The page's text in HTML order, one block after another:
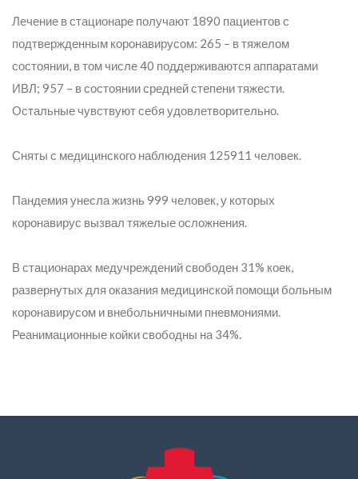
Лечение в стационаре получают 1890 пациентов с
подтвержденным коронавирусом: 265 – в тяжелом
состоянии, в том числе 40 поддерживаются аппаратами
ИВЛ; 957 – в состоянии средней степени тяжести.
Остальные чувствуют себя удовлетворительно.
Сняты с медицинского наблюдения 125911 человек.
Пандемия унесла жизнь 999 человек, у которых
коронавирус вызвал тяжелые осложнения.
В стационарах медучреждений свободен 31% коек,
развернутых для оказания медицинской помощи больным
коронавирусом и внебольничными пневмониями.
Реанимационные койки свободны на 34%.